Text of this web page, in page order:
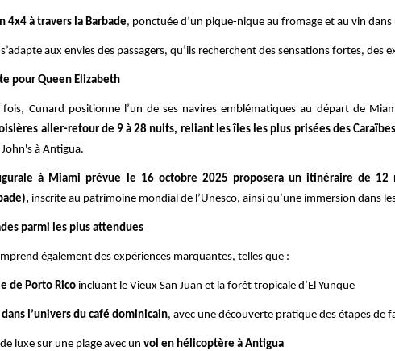
4x4 à travers la Barbade, ponctuée d’un pique-nique au fromage et au vin
aux envies des passagers, qu’ils recherchent des sensations fortes,
pour Queen Elizabeth
fois, Cunard positionne l’un de ses navires emblématiques au départ de
aller-retour de 9 à 28 nuits, reliant les îles les plus prisées des
à Antigua.
à Miami prévue le 16 octobre 2025 proposera un itinéraire de 12
inscrite au patrimoine mondial de l’Unesco, ainsi qu’une immersion dans
parmi les plus attendues
également des expériences marquantes, telles que :
de Porto Rico incluant le Vieux San Juan et la forêt tropicale d’El Yunque
l’univers du café dominicain, avec une découverte pratique des étapes de
luxe sur une plage avec un vol en hélicoptère à Antigua